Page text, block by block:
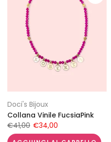
Doci's Bijoux
Collana Vinile FucsiaPink
€41,00 €34,00